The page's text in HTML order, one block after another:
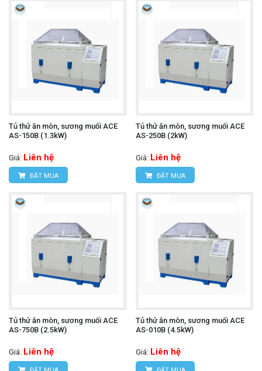
Tủ thử ăn mòn, sương muối ACE
AS-150B (1.3kW)
Giá: Liên hệ
ĐẶT MUA
Tủ thử ăn mòn, sương muối ACE
AS-250B (2kW)
Giá: Liên hệ
ĐẶT MUA
Tủ thử ăn mòn, sương muối ACE
AS-750B (2.5kW)
Giá: Liên hệ
Tủ thử ăn mòn, sương muối ACE
AS-010B (4.5kW)
Giá: Liên hệ